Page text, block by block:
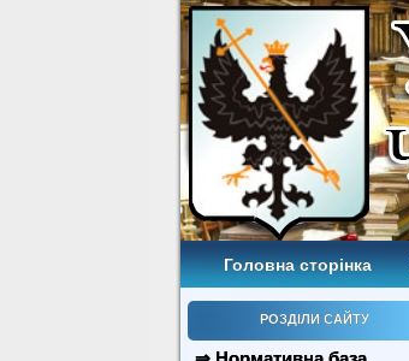
Головна сторінка
РОЗДІЛИ САЙТУ